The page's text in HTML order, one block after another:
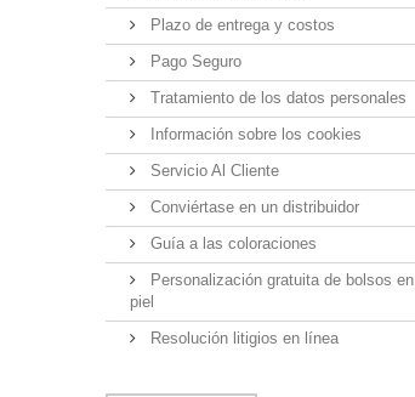
Plazo de entrega y costos
Pago Seguro
Tratamiento de los datos personales
Información sobre los cookies
Servicio Al Cliente
Conviértase en un distribuidor
Guía a las coloraciones
Personalización gratuita de bolsos en
piel
Resolución litigios en línea